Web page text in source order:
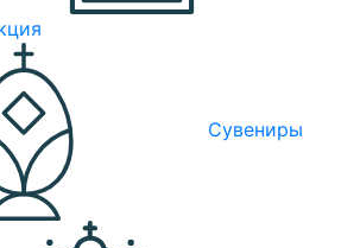
Сувениры